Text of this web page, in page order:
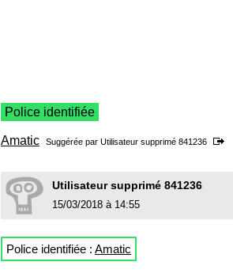
Police identifiée
Amatic Suggérée par Utilisateur supprimé 841236
Utilisateur supprimé 841236
15/03/2018 à 14:55
Police identifiée : Amatic